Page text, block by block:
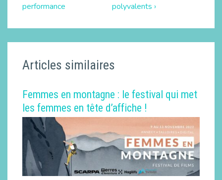
performance
polyvalents ›
Articles similaires
Femmes en montagne : le festival qui met
les femmes en tête d’affiche !